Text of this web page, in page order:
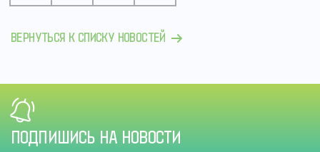
ВЕРНУТЬСЯ К СПИСКУ НОВОСТЕЙ
ПОДПИШИСЬ НА НОВОСТИ